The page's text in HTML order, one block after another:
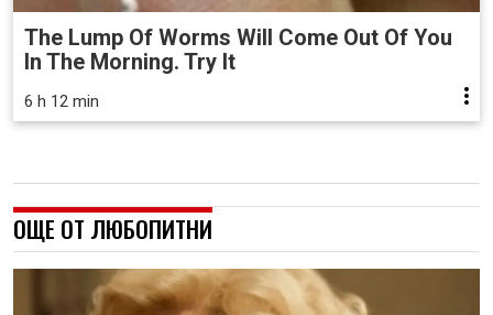
The Lump Of Worms Will Come Out Of You
In The Morning. Try It
6 h 12 min
ОЩЕ ОТ ЛЮБОПИТНИ